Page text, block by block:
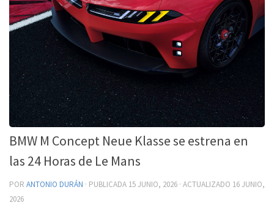
BMW M Concept Neue Klasse se estrena en
las 24 Horas de Le Mans
POR ANTONIO DURÁN · PUBLICADA 15 JUNIO, 2026 · ACTUALIZADO 16 JUNIO,
2026